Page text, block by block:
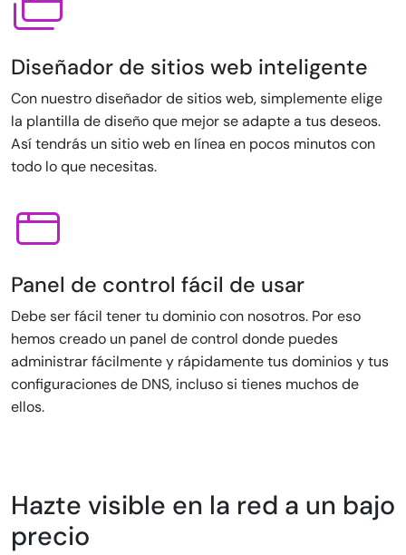
Diseñador de sitios web inteligente
Con nuestro diseñador de sitios web, simplemente elige
la plantilla de diseño que mejor se adapte a tus deseos.
Así tendrás un sitio web en línea en pocos minutos con
todo lo que necesitas.
Panel de control fácil de usar
Debe ser fácil tener tu dominio con nosotros. Por eso
hemos creado un panel de control donde puedes
administrar fácilmente y rápidamente tus dominios y tus
configuraciones de DNS, incluso si tienes muchos de
ellos.
Hazte visible en la red a un bajo
precio